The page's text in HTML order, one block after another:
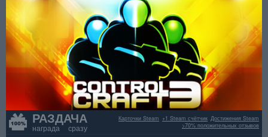
РАЗДАЧА
награда сразу
Достижения Steam
+1 Steam счётчик
Карточки Steam
>70% положительных отзывов